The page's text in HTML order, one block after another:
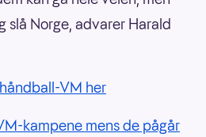
slå Norge, advarer Harald
VM her
kampene mens de pågår